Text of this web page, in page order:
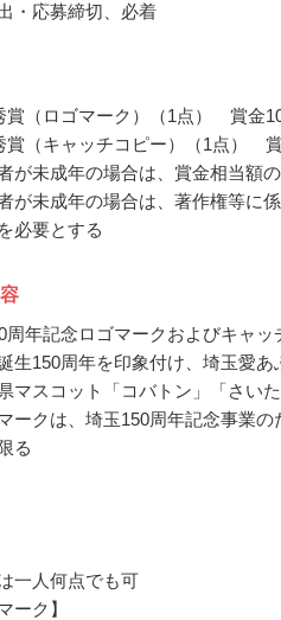
・応募締切、必着
賞（ロゴマーク）（1点） 賞金
賞（キャッチコピー）（1点）
が未成年の場合は、賞金相当額
が未成年の場合は、著作権等に
必要とする
周年記念ロゴマークおよびキャッ
生150周年を印象付け、埼玉愛あ
マスコット「コバトン」「さい
ークは、埼玉150周年記念事業
る
一人何点でも可
ーク】